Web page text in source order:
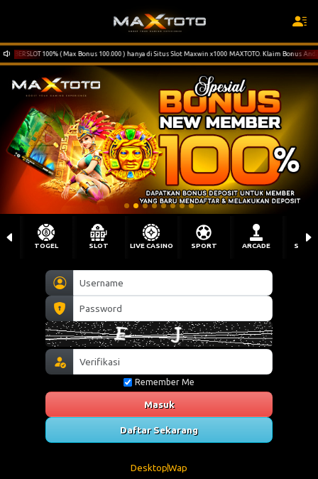
100.000 ) hanya di Situs Slot Maxwin x1000 MAXTOTO. Klaim Bonus Anda Sekarang !!!
Remember Me
Masuk
Daftar Sekarang
TOGEL SLOT LIVE CASINO SPORT ARCADE
DesktopWap